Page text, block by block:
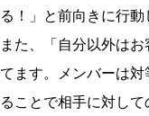
る！」と前向きに行動
また、「自分以外は
てます。メンバーは
ることで相手に対して